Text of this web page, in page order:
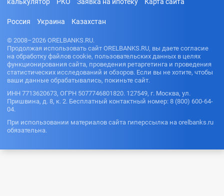
Россия Украина Казахстан
© 2008–2026 ORELBANKS.RU.
Продолжая использовать сайт ORELBANKS.RU, вы даете согласие
на обработку файлов cookie, пользовательских данных в целях
функционирования сайта, проведения ретаргетинга и проведения
статистических исследований и обзоров. Если вы не хотите, чтобы
ваши данные обрабатывались, покиньте сайт.
ИНН 7713620673, ОГРН 5077746801820. 127549, г. Москва, ул.
Пришвина, д. 8, к. 2. Бесплатный контактный номер: 8 (800) 600-64-
04.
При использовании материалов сайта гиперссылка на orelbanks.ru
обязательна.